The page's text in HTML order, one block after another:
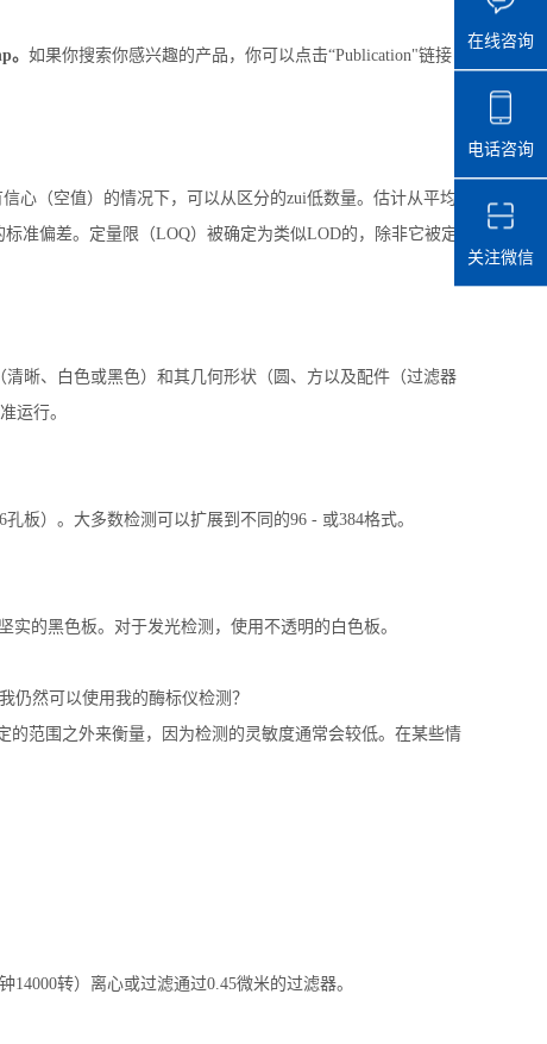
。 如果你搜索你感兴趣的产品，你可以点击“Publication"链接
心（空值）的情况下，可以从区分的zui低数量。估计从平均
标准偏差。定量限（LOQ）被确定为类似LOD的，除非它被定
晰、白色或黑色）和其几何形状（圆、方以及配件（过滤器
运行。
孔板）。大多数检测可以扩展到不同的96 - 或384格式。
实的黑色板。对于发光检测，使用不透明的白色板。
仍然可以使用我的酶标仪检测？
的范围之外来衡量，因为检测的灵敏度通常会较低。在某些情
14000转）离心或过滤通过0.45微米的过滤器。
在线咨询
电话咨询
关注微信